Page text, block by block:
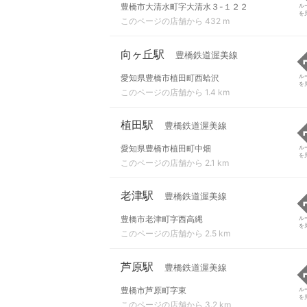
豊橋市大清水町字大清水３-１２２
このページの店舗から 432 m
ル
を
向ヶ丘駅 豊橋鉄道渥美線
愛知県豊橋市植田町西蛤沢
このページの店舗から 1.4 km
ル
を
植田駅 豊橋鉄道渥美線
愛知県豊橋市植田町中畑
このページの店舗から 2.1 km
ル
を
老津駅 豊橋鉄道渥美線
豊橋市老津町字西高縄
このページの店舗から 2.5 km
ル
を
芦原駅 豊橋鉄道渥美線
豊橋市芦原町字東
このページの店舗から 3.2 km
ル
を